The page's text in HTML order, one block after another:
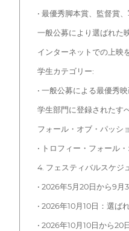
• 最優秀脚本賞、監督賞
一般公募により選ばれた
インターネットでの上映
学生カテゴリー:
• 一般公募による最優秀
学生部門に登録されたす
フォール・オブ・パッシ
• トロフィー・フォール
4. フェスティバルスケジ
• 2026年5月20日から9月
• 2026年10月10日：選ば
• 2026年10月10日から20